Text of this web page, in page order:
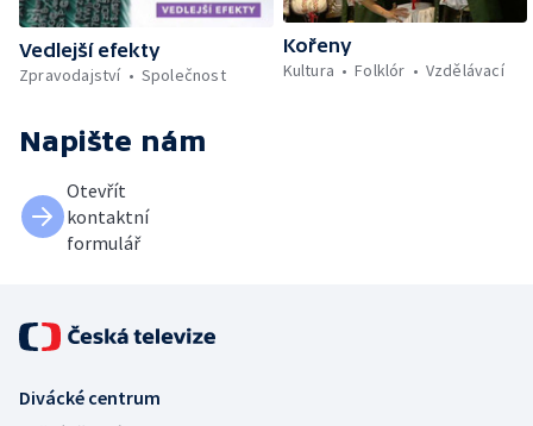
Vedlejší efekty
Zpravodajství
Společnost
Kořeny
Kultura
Folklór Vzdělávací
Napište nám
Otevřít
kontaktní
formulář
Divácké centrum